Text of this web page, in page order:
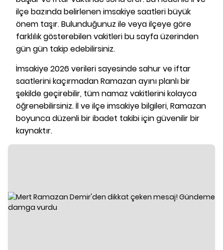
ilçe bazında belirlenen imsakiye saatleri büyük
önem taşır. Bulunduğunuz ile veya ilçeye göre
farklılık gösterebilen vakitleri bu sayfa üzerinden
gün gün takip edebilirsiniz.
İmsakiye 2026 verileri sayesinde sahur ve iftar
saatlerini kaçırmadan Ramazan ayını planlı bir
şekilde geçirebilir, tüm namaz vakitlerini kolayca
öğrenebilirsiniz. İl ve ilçe imsakiye bilgileri, Ramazan
boyunca düzenli bir ibadet takibi için güvenilir bir
kaynaktır.